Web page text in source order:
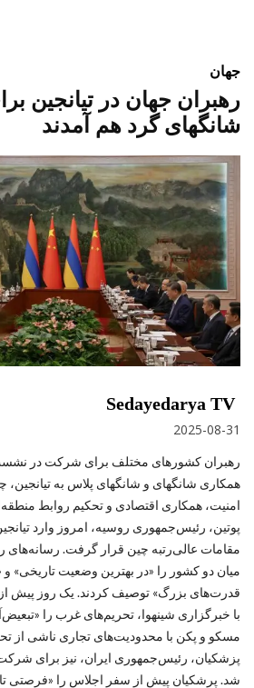
جهان
رهبران جهان در تیانجین
شانگهای گرد هم آمدند
Sedayedarya TV
2025-08-31
رهبران کشورهای مختلف برای شرکت در
همکاری شانگهای و شانگهای پلاس به تیانجین،
امنیت، همکاری اقتصادی و تحکیم روابط
پوتین، رئیس‌جمهوری روسیه، امروز وارد
مقامات عالی‌رتبه چین قرار گرفت.
میان دو کشور را «در بهترین وضعیت تاریخی» و
قدرت‌های بزرگ» توصیف کردند. یک روز پیش
با خبرگزاری شینهوا، تحریم‌های غرب را
مسکو و پکن با محدودیت‌های تجاری ناشی از
پزشکیان، رئیس‌جمهوری ایران، نیز برای
شد. پرشکیان پیش از سفر اجلاس را «فرصتی